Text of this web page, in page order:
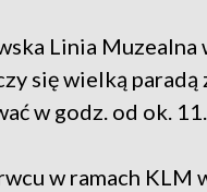
Linia
się wielką
w godz. od ok.
w ramach KLM